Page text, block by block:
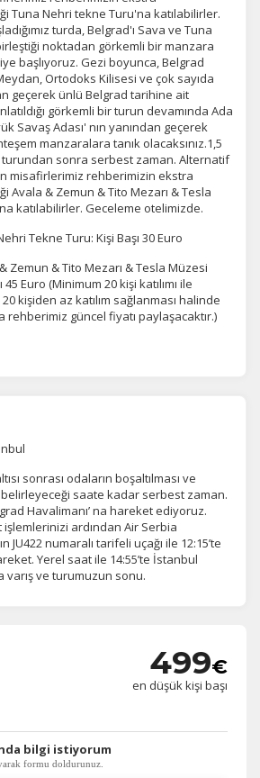
nasıl kullandığını anonim olarak
popüler olduğunu ve
zorluk yaşadığını anlamamıza
uygun reklamlar göstermek için
reklamları görmeye devam
Tuna Nehri tekne Turu'na katılabilirler.
turda, Belgrad'ı Sava ve Tuna
noktadan görkemli bir manzara
başlıyoruz. Gezi boyunca, Belgrad
Ortodoks Kilisesi ve çok sayıda
geçerek ünlü Belgrad tarihine ait
görkemli bir turun devamında Ada
Savaş Adası' nın yanından geçerek
manzaralara tanık olacaksınız.1,5
sonra serbest zaman. Alternatif
misafirlerimiz rehberimizin ekstra
Avala & Zemun & Tito Mezarı & Tesla
katılabilirler. Geceleme otelimizde.
Tekne Turu: Kişi Başı 30 Euro
Zemun & Tito Mezarı & Tesla Müzesi
45 Euro (Minimum 20 kişi katılımı ile
kişiden az katılım sağlanması halinde
rehberimiz güncel fiyatı paylaşacaktır.)
sonrası odaların boşaltılması ve
saate kadar serbest zaman.
Havalimanı’ na hareket ediyoruz.
işlemlerinizi ardından Air Serbia
JU422 numaralı tarifeli uçağı ile 12:15’te
Yerel saat ile 14:55’te İstanbul
varış ve turumuzun sonu.
499€
en düşük kişi başı
bilgi istiyorum
formu doldurunuz.